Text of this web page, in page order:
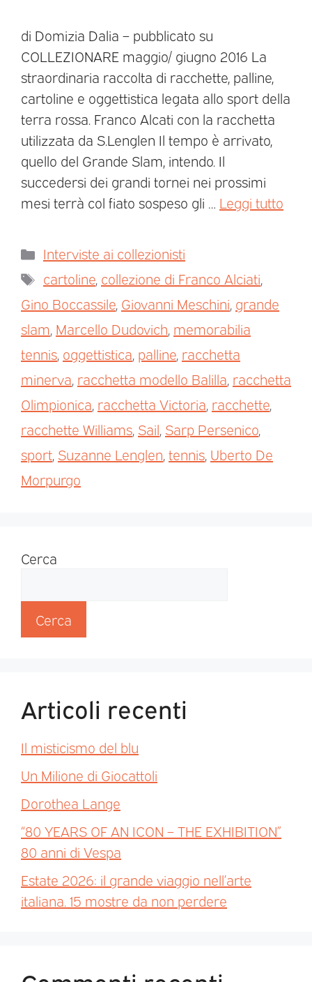
di Domizia Dalia – pubblicato su
COLLEZIONARE maggio/ giugno 2016 La
straordinaria raccolta di racchette, palline,
cartoline e oggettistica legata allo sport della
terra rossa. Franco Alcati con la racchetta
utilizzata da S.Lenglen Il tempo è arrivato,
quello del Grande Slam, intendo. Il
succedersi dei grandi tornei nei prossimi
mesi terrà col fiato sospeso gli … Leggi tutto
Interviste ai collezionisti
cartoline, collezione di Franco Alciati,
Gino Boccassile, Giovanni Meschini, grande
slam, Marcello Dudovich, memorabilia
tennis, oggettistica, palline, racchetta
minerva, racchetta modello Balilla, racchetta
Olimpionica, racchetta Victoria, racchette,
racchette Williams, Sail, Sarp Persenico,
sport, Suzanne Lenglen,tennis, Uberto De
Morpurgo
Cerca
Cerca
Articoli recenti
Il misticismo del blu
Un Milione di Giocattoli
Dorothea Lange
“80 YEARS OF AN ICON – THE EXHIBITION”
80 anni di Vespa
Estate 2026: il grande viaggio nell’arte
italiana. 15 mostre da non perdere